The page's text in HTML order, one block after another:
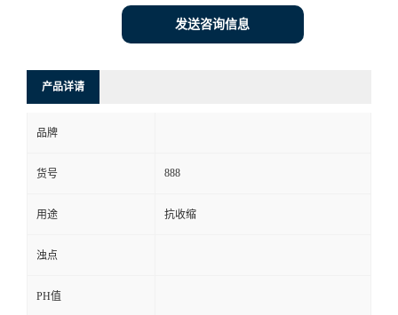
发送咨询信息
产品详请
品牌
货号 888
用途 抗收缩
浊点
PH值